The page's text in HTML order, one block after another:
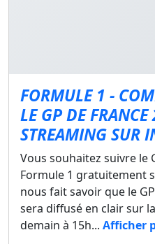
FORMULE 1 -
LE GP DE
STREAMING SUR
Vous souhaitez suivre le
Formule 1 gratuitement
nous fait savoir que le
sera diffusé en clair sur
demain à 15h... Afficher